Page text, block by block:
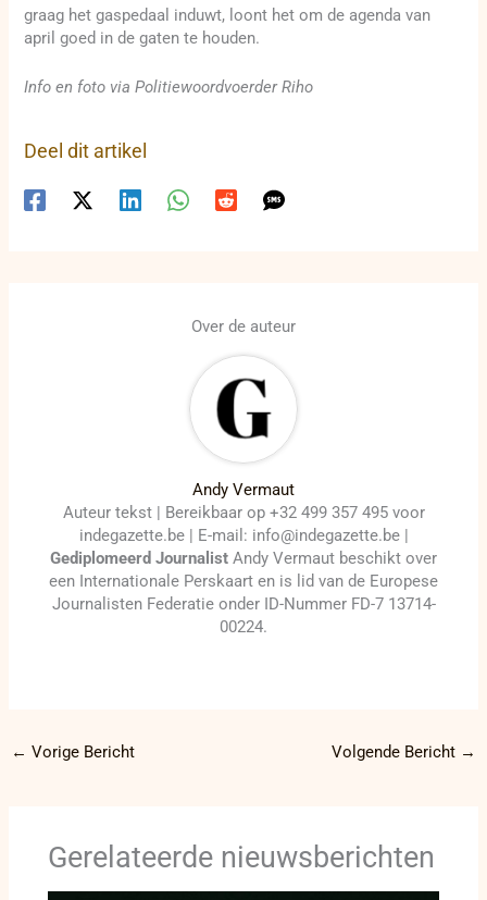
graag het gaspedaal induwt, loont het om de agenda van
april goed in de gaten te houden.
Info en foto via Politiewoordvoerder Riho
Deel dit artikel
Over de auteur
Andy Vermaut
Auteur tekst | Bereikbaar op +32 499 357 495 voor
indegazette.be | E-mail: info@indegazette.be |
Gediplomeerd Journalist Andy Vermaut beschikt over
een Internationale Perskaart en is lid van de Europese
Journalisten Federatie onder ID-Nummer FD-7 13714-
00224.
← Vorige Bericht Volgende Bericht →
Gerelateerde nieuwsberichten